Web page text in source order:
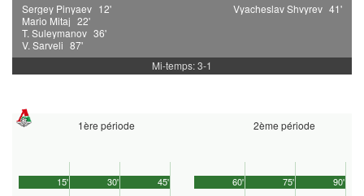
Sergey Pinyaev 12'
Mario Mitaj 22'
T. Suleymanov 36'
V. Sarveli 87'
Vyacheslav Shvyrev 41'
Mi-temps: 3-1
1ère période
45'
15' 30'
2ème période
90'
60' 75'